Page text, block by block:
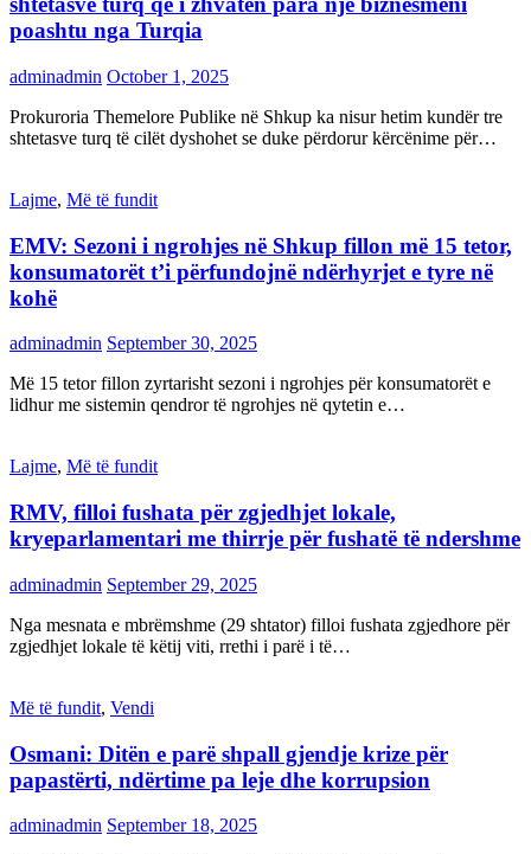
poashtu nga Turqia
adminadmin October 1, 2025
Prokuroria Themelore Publike në Shkup ka nisur hetim kundër tre
shtetasve turq të cilët dyshohet se duke përdorur kërcënime për…
Lajme, Më të fundit
EMV: Sezoni i ngrohjes në Shkup fillon më 15 tetor,
konsumatorët t’i përfundojnë ndërhyrjet e tyre në
kohë
adminadmin September 30, 2025
Më 15 tetor fillon zyrtarisht sezoni i ngrohjes për konsumatorët e
lidhur me sistemin qendror të ngrohjes në qytetin e…
Lajme, Më të fundit
RMV, filloi fushata për zgjedhjet lokale,
kryeparlamentari me thirrje për fushatë të ndershme
adminadmin September 29, 2025
Nga mesnata e mbrëmshme (29 shtator) filloi fushata zgjedhore për
zgjedhjet lokale të këtij viti, rrethi i parë i të…
Më të fundit, Vendi
Osmani: Ditën e parë shpall gjendje krize për
papastërti, ndërtime pa leje dhe korrupsion
adminadmin September 18, 2025